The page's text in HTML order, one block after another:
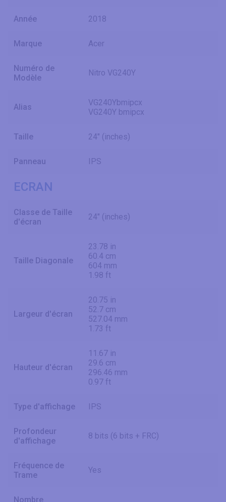
Année 2018
Marque Acer
Numéro de
Modèle
Nitro VG240Y
Alias
VG240Ybmipcx
VG240Y bmipcx
Taille 24" (inches)
Panneau IPS
ECRAN
Classe de Taille
d'écran
24" (inches)
Taille Diagonale
23.78 in
60.4 cm
604 mm
1.98 ft
Largeur d'écran
20.75 in
52.7 cm
527.04 mm
1.73 ft
Hauteur d'écran
11.67 in
29.6 cm
296.46 mm
0.97 ft
Type d'affichage IPS
Profondeur
d'affichage
8 bits (6 bits + FRC)
Fréquence de
Trame
Yes
Nombre